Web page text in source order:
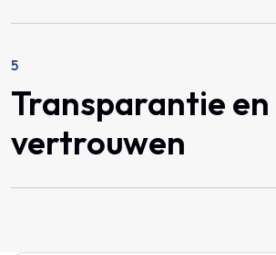
5
Transparantie en
vertrouwen